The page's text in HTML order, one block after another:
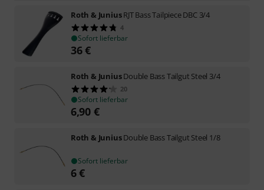
Roth & JuniusRJT Bass Tailpiece DBC 3/4
4
Sofort lieferbar
36€
Roth & JuniusDouble Bass Tailgut Steel 3/4
20
Sofort lieferbar
6,90 €
Roth & JuniusDouble Bass Tailgut Steel 1/8
Sofort lieferbar
6€